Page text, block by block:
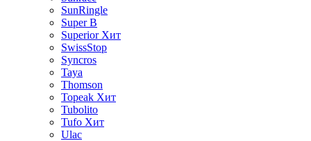
SunRingle
Super B
Superior Хит
SwissStop
Syncros
Taya
Thomson
Topeak Хит
Tubolito
Tufo Хит
Ulac